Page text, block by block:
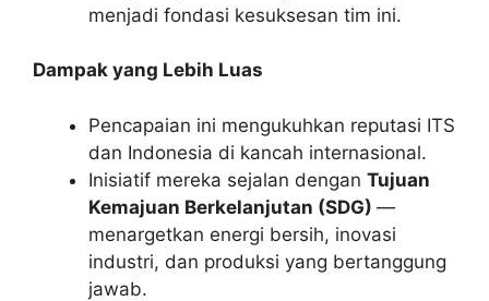
menjadi fondasi kesuksesan tim ini.
Dampak yang Lebih Luas
Pencapaian ini mengukuhkan reputasi ITS
dan Indonesia di kancah internasional.
Inisiatif mereka sejalan dengan Tujuan
Kemajuan Berkelanjutan (SDG) —
menargetkan energi bersih, inovasi
industri, dan produksi yang bertanggung
jawab.